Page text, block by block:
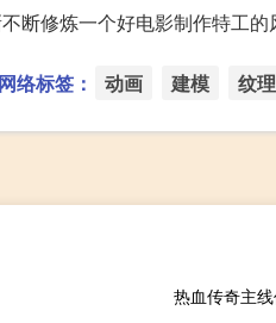
断修炼一个好电影制作特工的
网络标签： 动画 建模 纹理
热血传奇主